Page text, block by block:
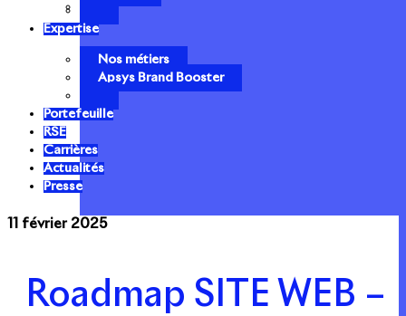
Expertise
Nos métiers
Apsys Brand Booster
Portefeuille
RSE
Carrières
Actualités
Presse
11 février 2025
Roadmap SITE WEB –